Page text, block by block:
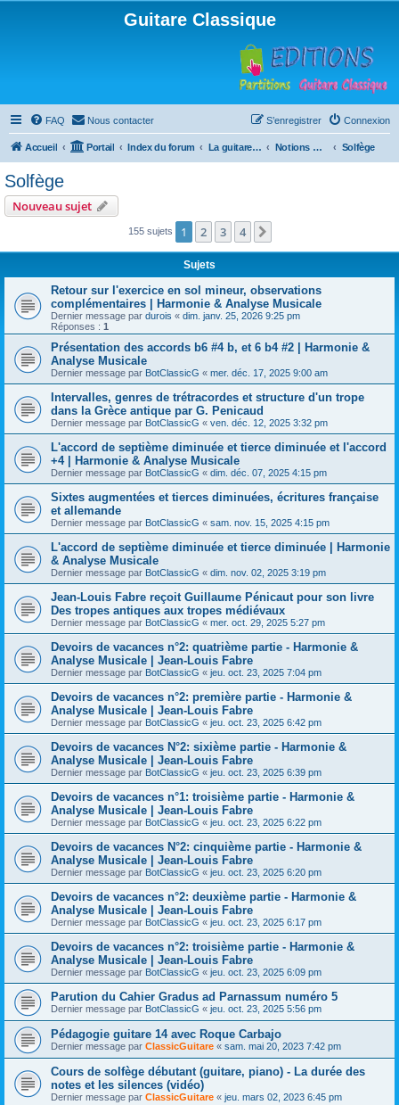
Guitare Classique
FAQ Nous contacter Connexion
S’enregistrer
Accueil Portail Index du forum La guitare : instrument, cours et théorie Notions musicales Solfège
Solfège
Nouveau sujet
155 sujets 1 2 3 4
Sujets
Retour sur l'exercice en sol mineur, observations
complémentaires | Harmonie & Analyse Musicale
Dernier message par durois « dim. janv. 25, 2026 9:25 pm
Réponses : 1
Présentation des accords b6 #4 b, et 6 b4 #2 | Harmonie &
Analyse Musicale
Dernier message par BotClassicG « mer. déc. 17, 2025 9:00 am
Intervalles, genres de trétracordes et structure d'un trope
dans la Grèce antique par G. Penicaud
Dernier message par BotClassicG « ven. déc. 12, 2025 3:32 pm
L'accord de septième diminuée et tierce diminuée et l'accord
+4 | Harmonie & Analyse Musicale
Dernier message par BotClassicG « dim. déc. 07, 2025 4:15 pm
Sixtes augmentées et tierces diminuées, écritures française
et allemande
Dernier message par BotClassicG « sam. nov. 15, 2025 4:15 pm
L'accord de septième diminuée et tierce diminuée | Harmonie
& Analyse Musicale
Dernier message par BotClassicG « dim. nov. 02, 2025 3:19 pm
Jean-Louis Fabre reçoit Guillaume Pénicaut pour son livre
Des tropes antiques aux tropes médiévaux
Dernier message par BotClassicG « mer. oct. 29, 2025 5:27 pm
Devoirs de vacances n°2: quatrième partie - Harmonie &
Analyse Musicale | Jean-Louis Fabre
Dernier message par BotClassicG « jeu. oct. 23, 2025 7:04 pm
Devoirs de vacances n°2: première partie - Harmonie &
Analyse Musicale | Jean-Louis Fabre
Dernier message par BotClassicG « jeu. oct. 23, 2025 6:42 pm
Devoirs de vacances N°2: sixième partie - Harmonie &
Analyse Musicale | Jean-Louis Fabre
Dernier message par BotClassicG « jeu. oct. 23, 2025 6:39 pm
Devoirs de vacances n°1: troisième partie - Harmonie &
Analyse Musicale | Jean-Louis Fabre
Dernier message par BotClassicG « jeu. oct. 23, 2025 6:22 pm
Devoirs de vacances N°2: cinquième partie - Harmonie &
Analyse Musicale | Jean-Louis Fabre
Dernier message par BotClassicG « jeu. oct. 23, 2025 6:20 pm
Devoirs de vacances n°2: deuxième partie - Harmonie &
Analyse Musicale | Jean-Louis Fabre
Dernier message par BotClassicG « jeu. oct. 23, 2025 6:17 pm
Devoirs de vacances n°2: troisième partie - Harmonie &
Analyse Musicale | Jean-Louis Fabre
Dernier message par BotClassicG « jeu. oct. 23, 2025 6:09 pm
Parution du Cahier Gradus ad Parnassum numéro 5
Dernier message par BotClassicG « jeu. oct. 23, 2025 5:56 pm
Pédagogie guitare 14 avec Roque Carbajo
Dernier message par ClassicGuitare « sam. mai 20, 2023 7:42 pm
Cours de solfège débutant (guitare, piano) - La durée des
notes et les silences (vidéo)
Dernier message par ClassicGuitare « jeu. mars 02, 2023 6:45 pm